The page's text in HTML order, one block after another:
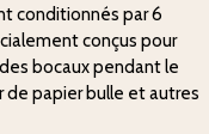
conditionnés par 6
conçus pour
bocaux pendant le
de papier bulle et autres